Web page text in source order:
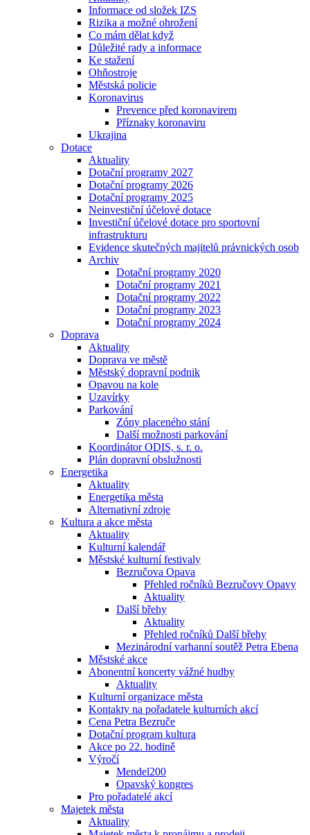
Informace od složek IZS
Rizika a možné ohrožení
Co mám dělat když
Důležité rady a informace
Ke stažení
Ohňostroje
Městská policie
Koronavirus
Prevence před koronavirem
Příznaky koronaviru
Ukrajina
Dotace
Aktuality
Dotační programy 2027
Dotační programy 2026
Dotační programy 2025
Neinvestiční účelové dotace
Investiční účelové dotace pro sportovní
infrastrukturu
Evidence skutečných majitelů právnických osob
Archiv
Dotační programy 2020
Dotační programy 2021
Dotační programy 2022
Dotační programy 2023
Dotační programy 2024
Doprava
Aktuality
Doprava ve městě
Městský dopravní podnik
Opavou na kole
Uzavírky
Parkování
Zóny placeného stání
Další možnosti parkování
Koordinátor ODIS, s. r. o.
Plán dopravní obslužnosti
Energetika
Aktuality
Energetika města
Alternativní zdroje
Kultura a akce města
Aktuality
Kulturní kalendář
Městské kulturní festivaly
Bezručova Opava
Přehled ročníků Bezručovy Opavy
Aktuality
Další břehy
Aktuality
Přehled ročníků Další břehy
Mezinárodní varhanní soutěž Petra Ebena
Městské akce
Abonentní koncerty vážné hudby
Aktuality
Kulturní organizace města
Kontakty na pořadatele kulturních akcí
Cena Petra Bezruče
Dotační program kultura
Akce po 22. hodině
Výročí
Mendel200
Opavský kongres
Pro pořadatelé akcí
Majetek města
Aktuality